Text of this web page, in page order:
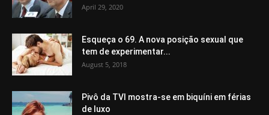
April 29, 2020
Esqueça o 69. A nova posição sexual que
tem de experimentar...
August 5, 2018
Pivô da TVI mostra-se em biquíni em férias
de luxo